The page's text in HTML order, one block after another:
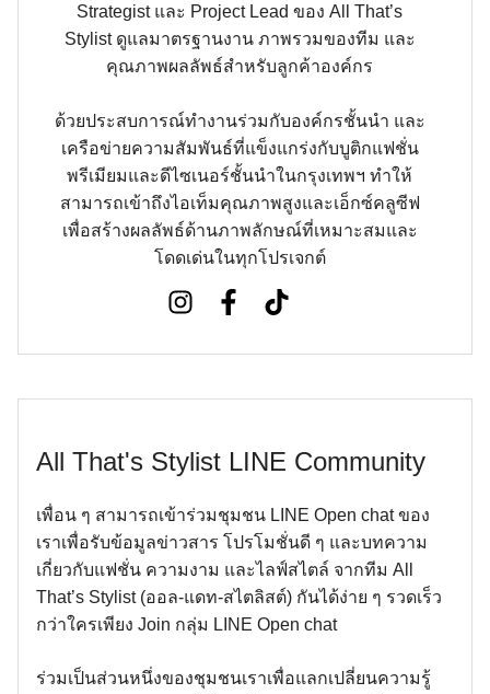
Strategist และ Project Lead ของ All That’s
Stylist ดูแลมาตรฐานงาน ภาพรวมของทีม และ
คุณภาพผลลัพธ์สำหรับลูกค้าองค์กร
ด้วยประสบการณ์ทำงานร่วมกับองค์กรชั้นนำ และ
เครือข่ายความสัมพันธ์ที่แข็งแกร่งกับบูติกแฟชั่น
พรีเมียมและดีไซเนอร์ชั้นนำในกรุงเทพฯ ทำให้
สามารถเข้าถึงไอเท็มคุณภาพสูงและเอ็กซ์คลูซีฟ
เพื่อสร้างผลลัพธ์ด้านภาพลักษณ์ที่เหมาะสมและ
โดดเด่นในทุกโปรเจกต์
All That's Stylist LINE Community
เพื่อน ๆ สามารถเข้าร่วมชุมชน LINE Open chat ของ
เราเพื่อรับข้อมูลข่าวสาร โปรโมชั่นดี ๆ และบทความ
เกี่ยวกับแฟชั่น ความงาม และไลฟ์สไตล์ จากทีม All
That’s Stylist (ออล-แดท-สไตลิสต์) กันได้ง่าย ๆ รวดเร็ว
กว่าใครเพียง Join กลุ่ม LINE Open chat
ร่วมเป็นส่วนหนึ่งของชุมชนเราเพื่อแลกเปลี่ยนความรู้